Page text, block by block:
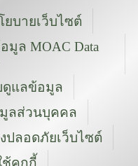
ยบายเว็บไซต์
ล MOAC Data
ดูแลข้อมูล
ลส่วนบุคคล
ปลอดภัยเว็บไซต์